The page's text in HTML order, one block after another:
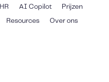
HR AI Copilot Prijzen
Resources Over ons